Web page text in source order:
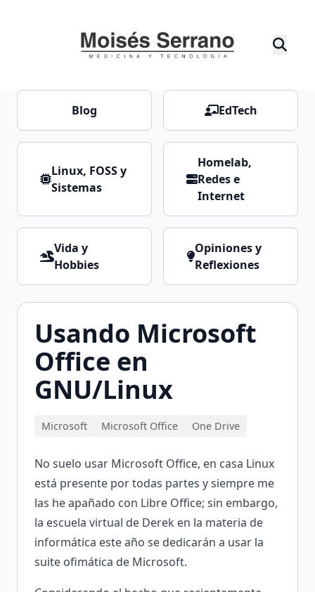
Blog EdTech
Linux, FOSS y
Sistemas
Homelab,
Redes e
Internet
Vida y
Hobbies
Opiniones y
Reflexiones
Usando Microsoft
Office en
GNU/Linux
Microsoft Microsoft Office One Drive
No suelo usar Microsoft Office, en casa Linux
está presente por todas partes y siempre me
las he apañado con Libre Office; sin embargo,
la escuela virtual de Derek en la materia de
informática este año se dedicarán a usar la
suite ofimática de Microsoft.